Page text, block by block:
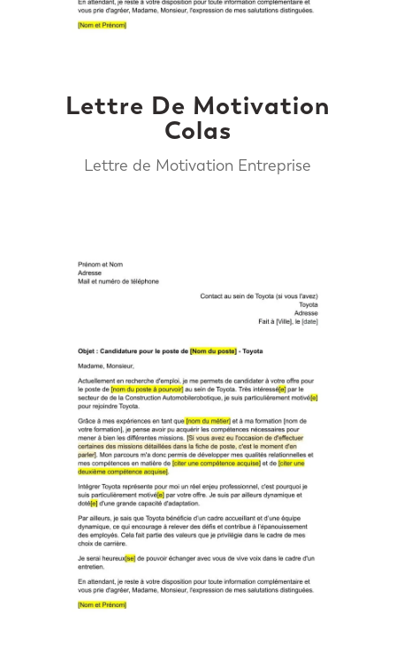
Lettre De Motivation
Colas
Lettre de Motivation Entreprise